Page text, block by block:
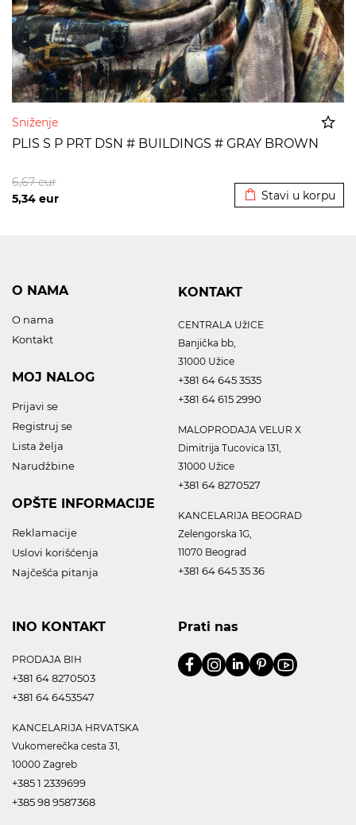
Sniženje
PLIS S P PRT DSN # BUILDINGS # GRAY BROWN
5,34 eur
6,67eur
Stavi u korpu
O NAMA
O nama
Kontakt
MOJ NALOG
Prijavi se
Registruj se
Lista želja
Narudžbine
OPŠTE INFORMACIJE
Reklamacije
Uslovi korišćenja
Najčešća pitanja
KONTAKT
CENTRALA UžICE
Banjička bb,
31000 Užice
+381 64 645 3535
+381 64 615 2990
MALOPRODAJA VELUR X
Dimitrija Tucovica 131,
31000 Užice
+381 64 8270527
KANCELARIJA BEOGRAD
Zelengorska 1G,
11070 Beograd
+381 64 645 35 36
INO KONTAKT
PRODAJA BIH
+381 64 8270503
+381 64 6453547
KANCELARIJA HRVATSKA
Vukomerečka cesta 31,
10000 Zagreb
+385 1 2339699
+385 98 9587368
Prati nas